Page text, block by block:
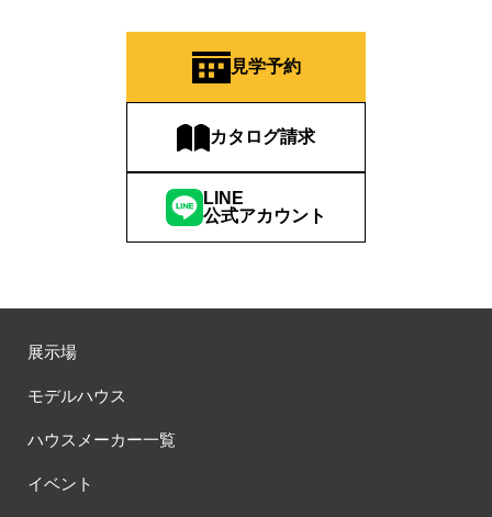
見学予約
カタログ請求
LINE
公式アカウント
展示場
モデルハウス
ハウスメーカー一覧
イベント